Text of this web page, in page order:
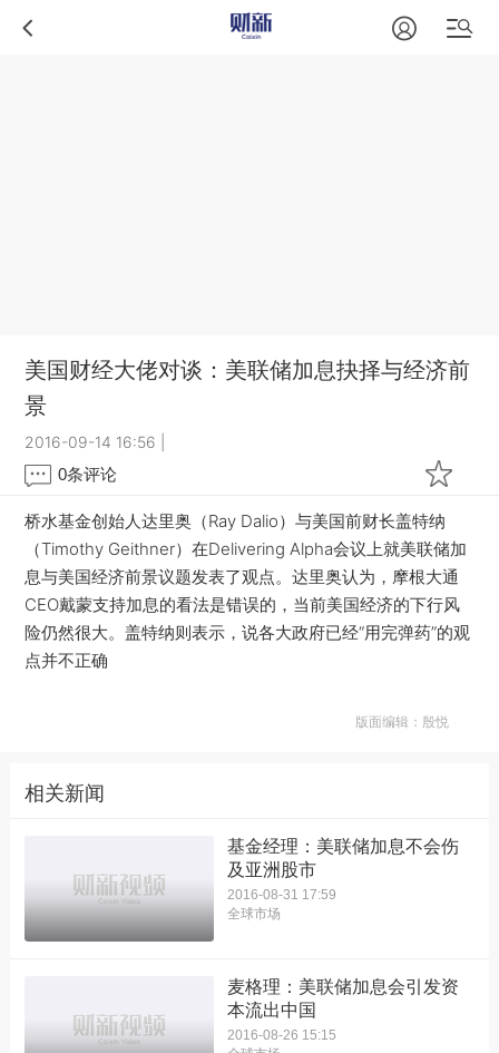
美国财经大佬对谈：美联储加息抉择与经济前
景
2016-09-14 16:56
0条评论
桥水基金创始人达里奥（Ray Dalio）与美国前财长盖特纳
（Timothy Geithner）在Delivering Alpha会议上就美联储加
息与美国经济前景议题发表了观点。达里奥认为，摩根大通
CEO戴蒙支持加息的看法是错误的，当前美国经济的下行风
险仍然很大。盖特纳则表示，说各大政府已经“用完弹药”的观
点并不正确
版面编辑：殷悦
相关新闻
基金经理：美联储加息不会伤
及亚洲股市
2016-08-31 17:59
全球市场
麦格理：美联储加息会引发资
本流出中国
2016-08-26 15:15